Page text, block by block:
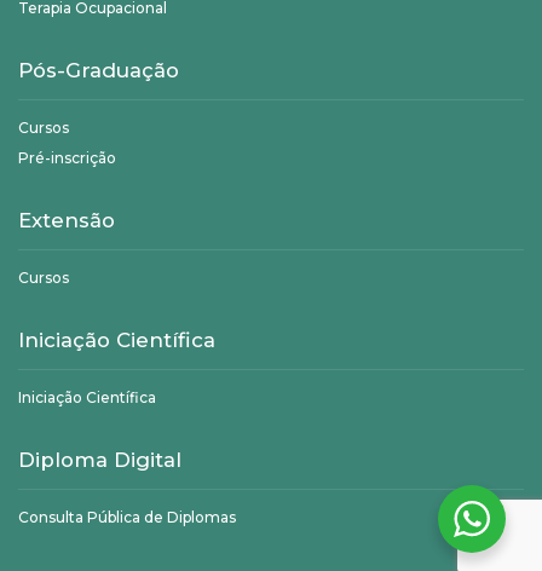
Terapia Ocupacional
Pós-Graduação
Cursos
Pré-inscrição
Extensão
Cursos
Iniciação Científica
Iniciação Científica
Diploma Digital
Consulta Pública de Diplomas